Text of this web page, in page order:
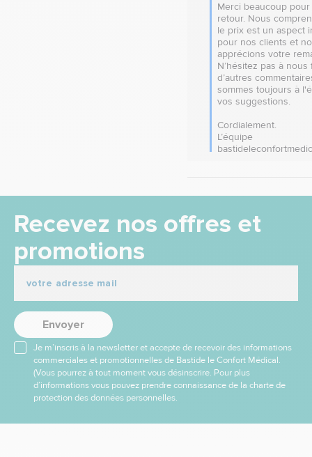
Merci beaucoup
retour. Nous
le prix est un aspect
pour nos clients et
apprécions votre
N’hésitez pas à nous
d’autres
sommes toujours à
vos suggestions.
Cordialement.
L’équipe
Recevez nos offres et
promotions
Envoyer
Je m’inscris à la newsletter et accepte de recevoir des informations
commerciales et promotionnelles de Bastide le Confort Médical.
(Vous pourrez à tout moment vous désinscrire. Pour plus
d’informations vous pouvez prendre connaissance de la charte de
protection des données personnelles.